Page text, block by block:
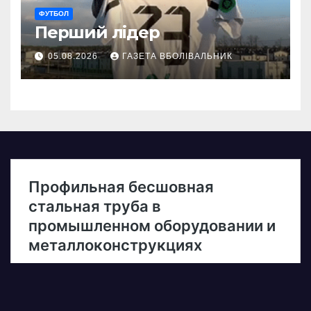
ФУТБОЛ
Перший лідер
05.08.2026 ГАЗЕТА ВБОЛІВАЛЬНИК